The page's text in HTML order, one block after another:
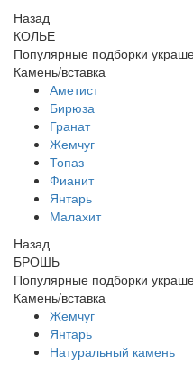
Назад
КОЛЬЕ
Популярные подборки
Камень/вставка
Аметист
Бирюза
Гранат
Жемчуг
Топаз
Фианит
Янтарь
Малахит
Назад
БРОШЬ
Популярные подборки
Камень/вставка
Жемчуг
Янтарь
Натуральный камень